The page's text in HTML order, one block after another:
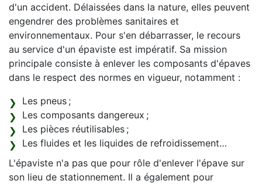
d'un accident. Délaissées dans la nature, elles peuvent
engendrer des problèmes sanitaires et
environnementaux. Pour s'en débarrasser, le recours
au service d'un épaviste est impératif. Sa mission
principale consiste à enlever les composants d'épaves
dans le respect des normes en vigueur, notamment :
Les pneus ;
Les composants dangereux ;
Les pièces réutilisables ;
Les fluides et les liquides de refroidissement…
L'épaviste n'a pas que pour rôle d'enlever l'épave sur
son lieu de stationnement. Il a également pour